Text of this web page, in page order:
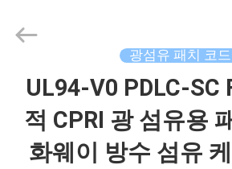
2026
Dongguan
Reserved.
광섬유 패치 코드
UL94-V0 PDLC-SC
적 CPRI 광 섬유용
화웨이 방수 섬유